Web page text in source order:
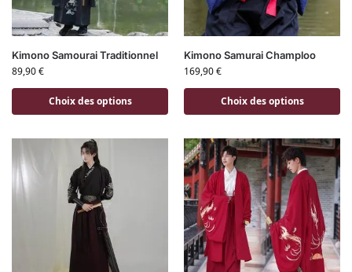
Kimono Samourai Traditionnel
89,90€
Choix des options
Kimono Samurai Champloo
169,90€
Choix des options